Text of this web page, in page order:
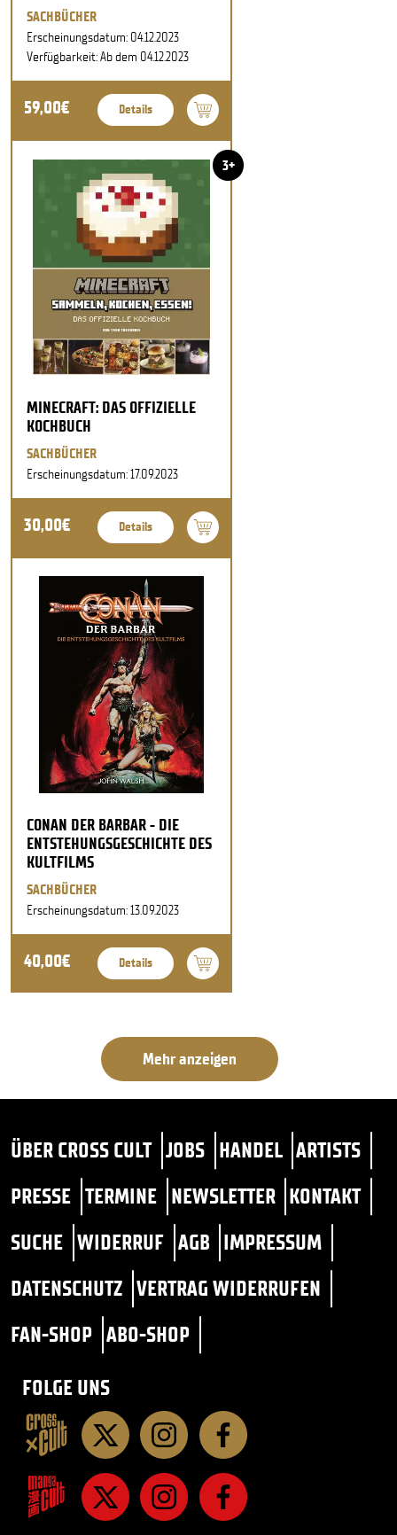
SACHBÜCHER
Erscheinungsdatum: 04.12.2023
Verfügbarkeit: Ab dem 04.12.2023
59,00€ Details
3+
MINECRAFT: DAS OFFIZIELLE
KOCHBUCH
SACHBÜCHER
Erscheinungsdatum: 17.09.2023
30,00€ Details
CONAN DER BARBAR - DIE
ENTSTEHUNGSGESCHICHTE DES
KULTFILMS
SACHBÜCHER
Erscheinungsdatum: 13.09.2023
40,00€ Details
Mehr anzeigen
ÜBER CROSS CULT JOBS HANDEL ARTISTS
PRESSE TERMINE NEWSLETTER KONTAKT
SUCHE WIDERRUF AGB IMPRESSUM
DATENSCHUTZ VERTRAG WIDERRUFEN
FAN-SHOP ABO-SHOP
FOLGE UNS